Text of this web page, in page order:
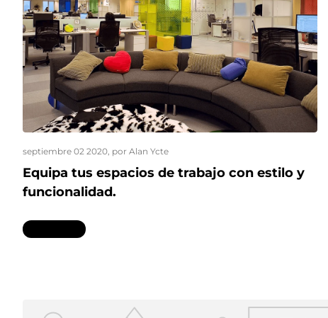
septiembre 02 2020, por Alan Ycte
Equipa tus espacios de trabajo con estilo y
funcionalidad.
Leer más...